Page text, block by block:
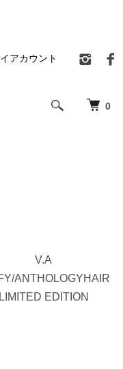
0
アカウント
V.A
ANTHOLOGYHAIR
LIMITED EDITION